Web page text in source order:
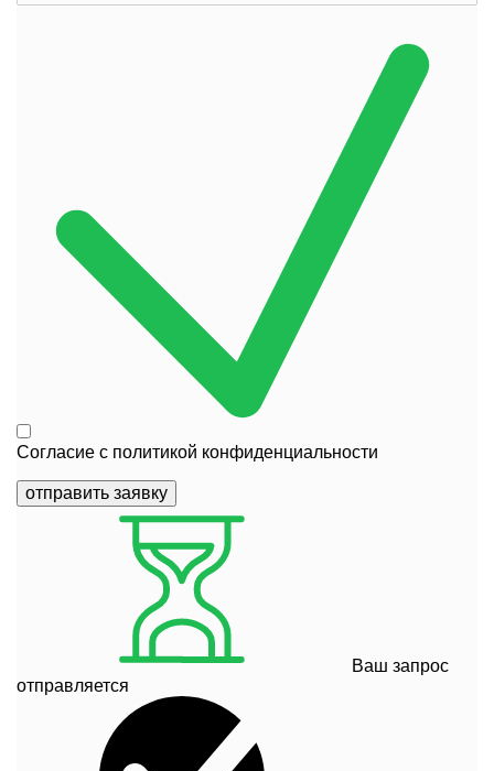
Согласие с политикой конфиденциальности
отправить заявку
Ваш запрос
отправляется